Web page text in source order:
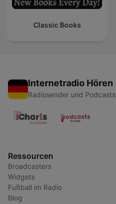
Classic Books
Internetradio Hören
Radiosender und Podcasts
Ressourcen
Broadcasters
Widgets
Fußball im Radio
Blog